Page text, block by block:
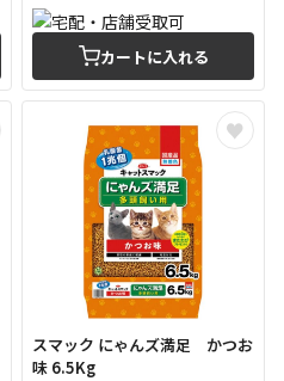
カートに入れる
スマック にゃんズ満足 かつお
味 6.5Kg